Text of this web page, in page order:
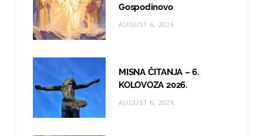
r
a
e
Gospodinovo
AUGUST 6, 2026
MISNA ČITANJA – 6.
KOLOVOZA 2026.
AUGUST 6, 2026